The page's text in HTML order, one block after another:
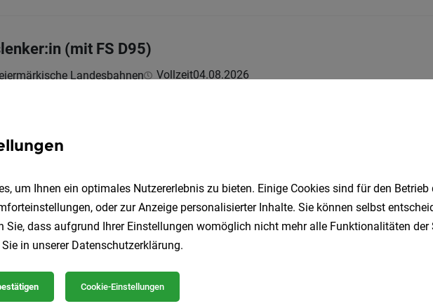
(mit FS D95)
Landesbahnen Vollzeit04.08.2026
(mit FS D95)
Landesbahnen Vollzeit28.07.2026
Bieten:
(m/w/d) in Ausbildung (Personenverkehr)
Landesbahnen Vollzeit
um Ihnen ein optimales Nutzererlebnis zu bieten. Einige Cookies sind für den
oder zur Anzeige personalisierter Inhalte. Sie können selbst
Sie, dass aufgrund Ihrer Einstellungen womöglich nicht mehr alle Funktionalitäten der
in unserer Datenschutzerklärung.
Cookie-Einstellungen